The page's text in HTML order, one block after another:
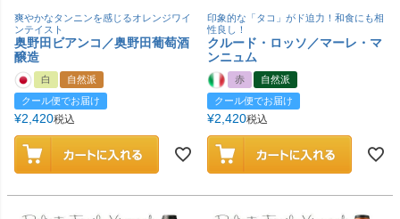
爽やかなタンニンを感じるオレンジワイ
ンテイスト
奥野田ビアンコ／奥野田葡萄酒
醸造
白
自然派
クール便でお届け
¥2,420税込
印象的な「タコ」がド迫力！和食にも相
性良し！
クルード・ロッソ／マーレ・マ
ンニュム
赤
自然派
クール便でお届け
¥2,420税込